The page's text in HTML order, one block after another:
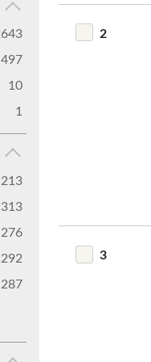
497
10
1
213
313
276
292
287
2
3